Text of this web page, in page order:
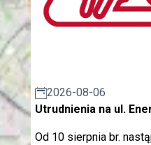
2026-08-06
Utrudnienia na ul.
Od 10 sierpnia br.